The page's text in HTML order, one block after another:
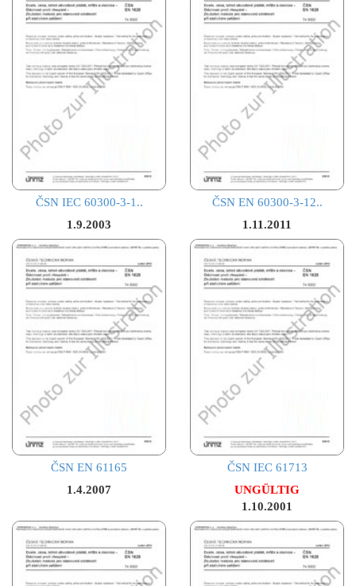
ČSN IEC 60300-3-1..
1.9.2003
ČSN EN 60300-3-12..
1.11.2011
ČSN EN 61165
1.4.2007
ČSN IEC 61713
UNGÜLTIG
1.10.2001